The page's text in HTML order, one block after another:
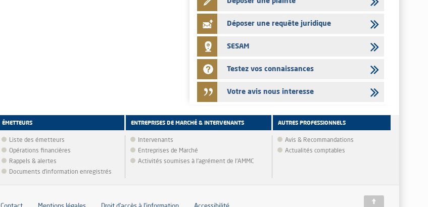
Déposer une requête juridique
SESAM
Testez vos connaissances
Votre avis nous interesse
ÉMETTEURS
Liste des émetteurs
Opérations financières
Rappels & alertes
Documents d’information enregistrés
ENTREPRISES DE MARCHÉ & INTERVENANTS
Intervenants
Entreprises de Marché
Activités soumises à l'agrément de l'AMMC
AUTRES PROFESSIONNELS
Avis & Recommandations
Actualités comptables